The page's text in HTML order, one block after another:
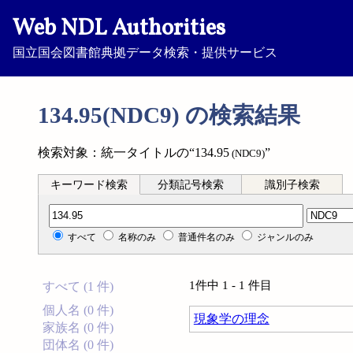
Web NDL Authorities
国立国会図書館典拠データ検索・提供サービス
134.95(NDC9) の検索結果
検索対象：統一タイトルの“134.95 (NDC9)”
キーワード検索 分類記号検索 識別子検索
分類記号検索
すべて 名称のみ 普通件名のみ ジャンルのみ
すべて (1 件)
個人名 (0 件)
家族名 (0 件)
団体名 (0 件)
1件中 1 - 1 件目
現象学の理念